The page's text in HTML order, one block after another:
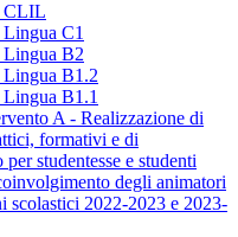
CLIL
C1
Lingua B2
Lingua B1.2
B1.1
A - Realizzazione di
formativi e di
per studentesse e studenti
degli animatori
scolastici 2022-2023 e 2023-